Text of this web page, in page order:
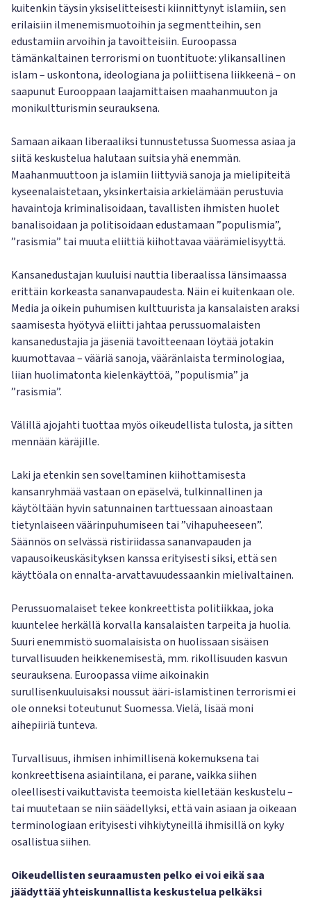
kuitenkin täysin yksiselitteisesti kiinnittynyt islamiin, sen
erilaisiin ilmenemismuotoihin ja segmentteihin, sen
edustamiin arvoihin ja tavoitteisiin. Euroopassa
tämänkaltainen terrorismi on tuontituote: ylikansallinen
islam – uskontona, ideologiana ja poliittisena liikkeenä – on
saapunut Eurooppaan laajamittaisen maahanmuuton ja
monikultturismin seurauksena.
Samaan aikaan liberaaliksi tunnustetussa Suomessa asiaa ja
siitä keskustelua halutaan suitsia yhä enemmän.
Maahanmuuttoon ja islamiin liittyviä sanoja ja mielipiteitä
kyseenalaistetaan, yksinkertaisia arkielämään perustuvia
havaintoja kriminalisoidaan, tavallisten ihmisten huolet
banalisoidaan ja politisoidaan edustamaan ”populismia”,
”rasismia” tai muuta eliittiä kiihottavaa väärämielisyyttä.
Kansanedustajan kuuluisi nauttia liberaalissa länsimaassa
erittäin korkeasta sananvapaudesta. Näin ei kuitenkaan ole.
Media ja oikein puhumisen kulttuurista ja kansalaisten araksi
saamisesta hyötyvä eliitti jahtaa perussuomalaisten
kansanedustajia ja jäseniä tavoitteenaan löytää jotakin
kuumottavaa – vääriä sanoja, vääränlaista terminologiaa,
liian huolimatonta kielenkäyttöä, ”populismia” ja
”rasismia”.
Välillä ajojahti tuottaa myös oikeudellista tulosta, ja sitten
mennään käräjille.
Laki ja etenkin sen soveltaminen kiihottamisesta
kansanryhmää vastaan on epäselvä, tulkinnallinen ja
käytöltään hyvin satunnainen tarttuessaan ainoastaan
tietynlaiseen väärinpuhumiseen tai ”vihapuheeseen”.
Säännös on selvässä ristiriidassa sananvapauden ja
vapausoikeuskäsityksen kanssa erityisesti siksi, että sen
käyttöala on ennalta-arvattavuudessaankin mielivaltainen.
Perussuomalaiset tekee konkreettista politiikkaa, joka
kuuntelee herkällä korvalla kansalaisten tarpeita ja huolia.
Suuri enemmistö suomalaisista on huolissaan sisäisen
turvallisuuden heikkenemisestä, mm. rikollisuuden kasvun
seurauksena. Euroopassa viime aikoinakin
surullisenkuuluisaksi noussut ääri-islamistinen terrorismi ei
ole onneksi toteutunut Suomessa. Vielä, lisää moni
aihepiiriä tunteva.
Turvallisuus, ihmisen inhimillisenä kokemuksena tai
konkreettisena asiaintilana, ei parane, vaikka siihen
oleellisesti vaikuttavista teemoista kielletään keskustelu –
tai muutetaan se niin säädellyksi, että vain asiaan ja oikeaan
terminologiaan erityisesti vihkiytyneillä ihmisillä on kyky
osallistua siihen.
Oikeudellisten seuraamusten pelko ei voi eikä saa
jäädyttää yhteiskunnallista keskustelua pelkäksi